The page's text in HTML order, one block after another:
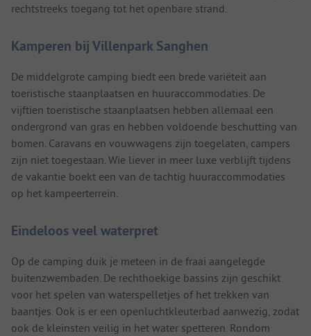
rechtstreeks toegang tot het openbare strand.
Kamperen bij Villenpark Sanghen
De middelgrote camping biedt een brede variëteit aan
toeristische staanplaatsen en huuraccommodaties. De
vijftien toeristische staanplaatsen hebben allemaal een
ondergrond van gras en hebben voldoende beschutting van
bomen. Caravans en vouwwagens zijn toegelaten, campers
zijn niet toegestaan. Wie liever in meer luxe verblijft tijdens
de vakantie boekt een van de tachtig huuraccommodaties
op het kampeerterrein.
Eindeloos veel waterpret
Op de camping duik je meteen in de fraai aangelegde
buitenzwembaden. De rechthoekige bassins zijn geschikt
voor het spelen van waterspelletjes of het trekken van
baantjes. Ook is er een openluchtkleuterbad aanwezig, zodat
ook de kleinsten veilig in het water spetteren. Rondom